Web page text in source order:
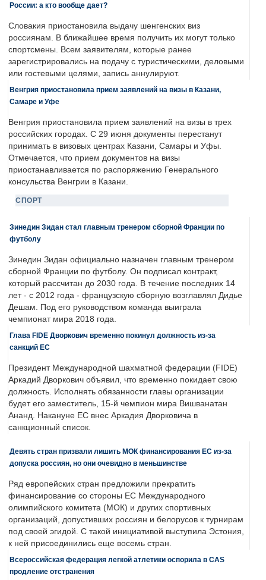
России: а кто вообще дает?
Словакия приостановила выдачу шенгенских виз
россиянам. В ближайшее время получить их могут только
спортсмены. Всем заявителям, которые ранее
зарегистрировались на подачу с туристическими, деловыми
или гостевыми целями, запись аннулируют.
Венгрия приостановила прием заявлений на визы в Казани,
Самаре и Уфе
Венгрия приостановила прием заявлений на визы в трех
российских городах. С 29 июня документы перестанут
принимать в визовых центрах Казани, Самары и Уфы.
Отмечается, что прием документов на визы
приостанавливается по распоряжению Генерального
консульства Венгрии в Казани.
СПОРТ
Зинедин Зидан стал главным тренером сборной Франции по
футболу
Зинедин Зидан официально назначен главным тренером
сборной Франции по футболу. Он подписал контракт,
который рассчитан до 2030 года. В течение последних 14
лет - с 2012 года - французскую сборную возглавлял Дидье
Дешам. Под его руководством команда выиграла
чемпионат мира 2018 года.
Глава FIDE Дворкович временно покинул должность из-за
санкций ЕС
Президент Международной шахматной федерации (FIDE)
Аркадий Дворкович объявил, что временно покидает свою
должность. Исполнять обязанности главы организации
будет его заместитель, 15-й чемпион мира Вишванатан
Ананд. Накануне ЕС внес Аркадия Дворковича в
санкционный список.
Девять стран призвали лишить МОК финансирования ЕС из-за
допуска россиян, но они очевидно в меньшинстве
Ряд европейских стран предложили прекратить
финансирование со стороны ЕС Международного
олимпийского комитета (МОК) и других спортивных
организаций, допустивших россиян и белорусов к турнирам
под своей эгидой. С такой инициативой выступила Эстония,
к ней присоединились еще восемь стран.
Всероссийская федерация легкой атлетики оспорила в CAS
продление отстранения